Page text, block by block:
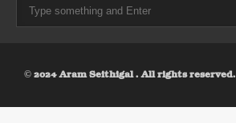
© 2024 Aram Seithigal . All rights reserved.